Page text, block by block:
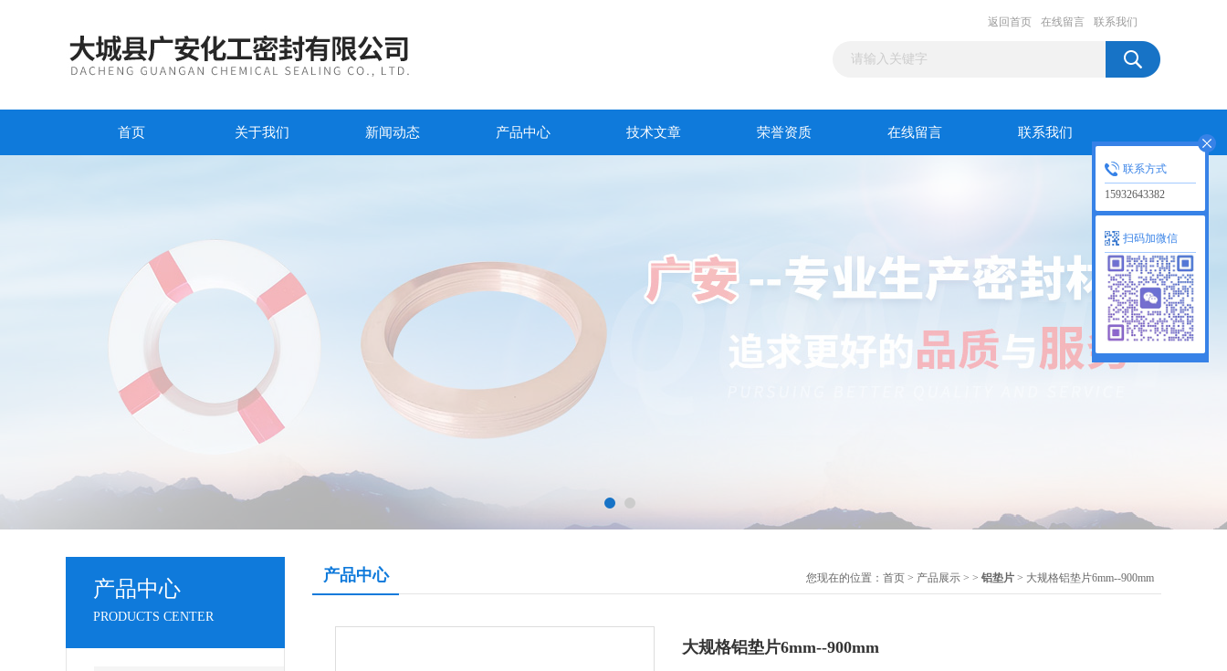
返回首页 在线留言 联系我们
首页 关于我们 新闻动态 产品中心 技术文章 荣誉资质 在线留言 联系我们
产品中心
PRODUCTS CENTER
产品中心 您现在的位置： 首页 > 产品展示 > > 铝垫片 > 大规格铝垫片6mm--900mm
大规格铝垫片6mm--900mm
联系方式
15932643382
扫码加微信